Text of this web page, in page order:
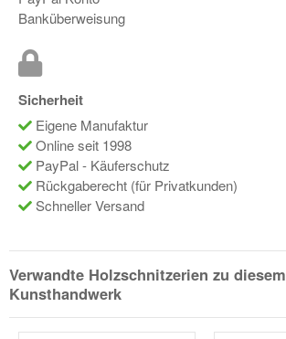
Banküberweisung
Sicherheit
Eigene Manufaktur
Online seit 1998
PayPal - Käuferschutz
Rückgaberecht (für Privatkunden)
Schneller Versand
Verwandte Holzschnitzerien zu diesem
Kunsthandwerk